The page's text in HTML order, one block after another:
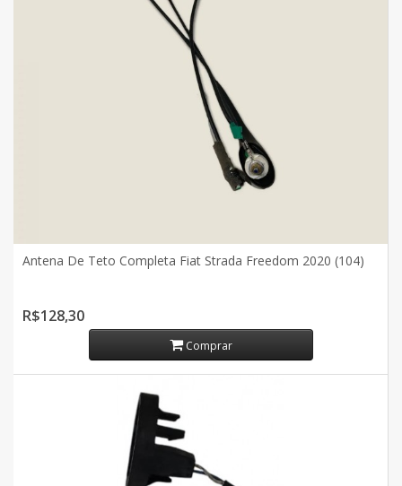
Antena De Teto Completa Fiat Strada Freedom 2020 (104)
R$128,30
Comprar